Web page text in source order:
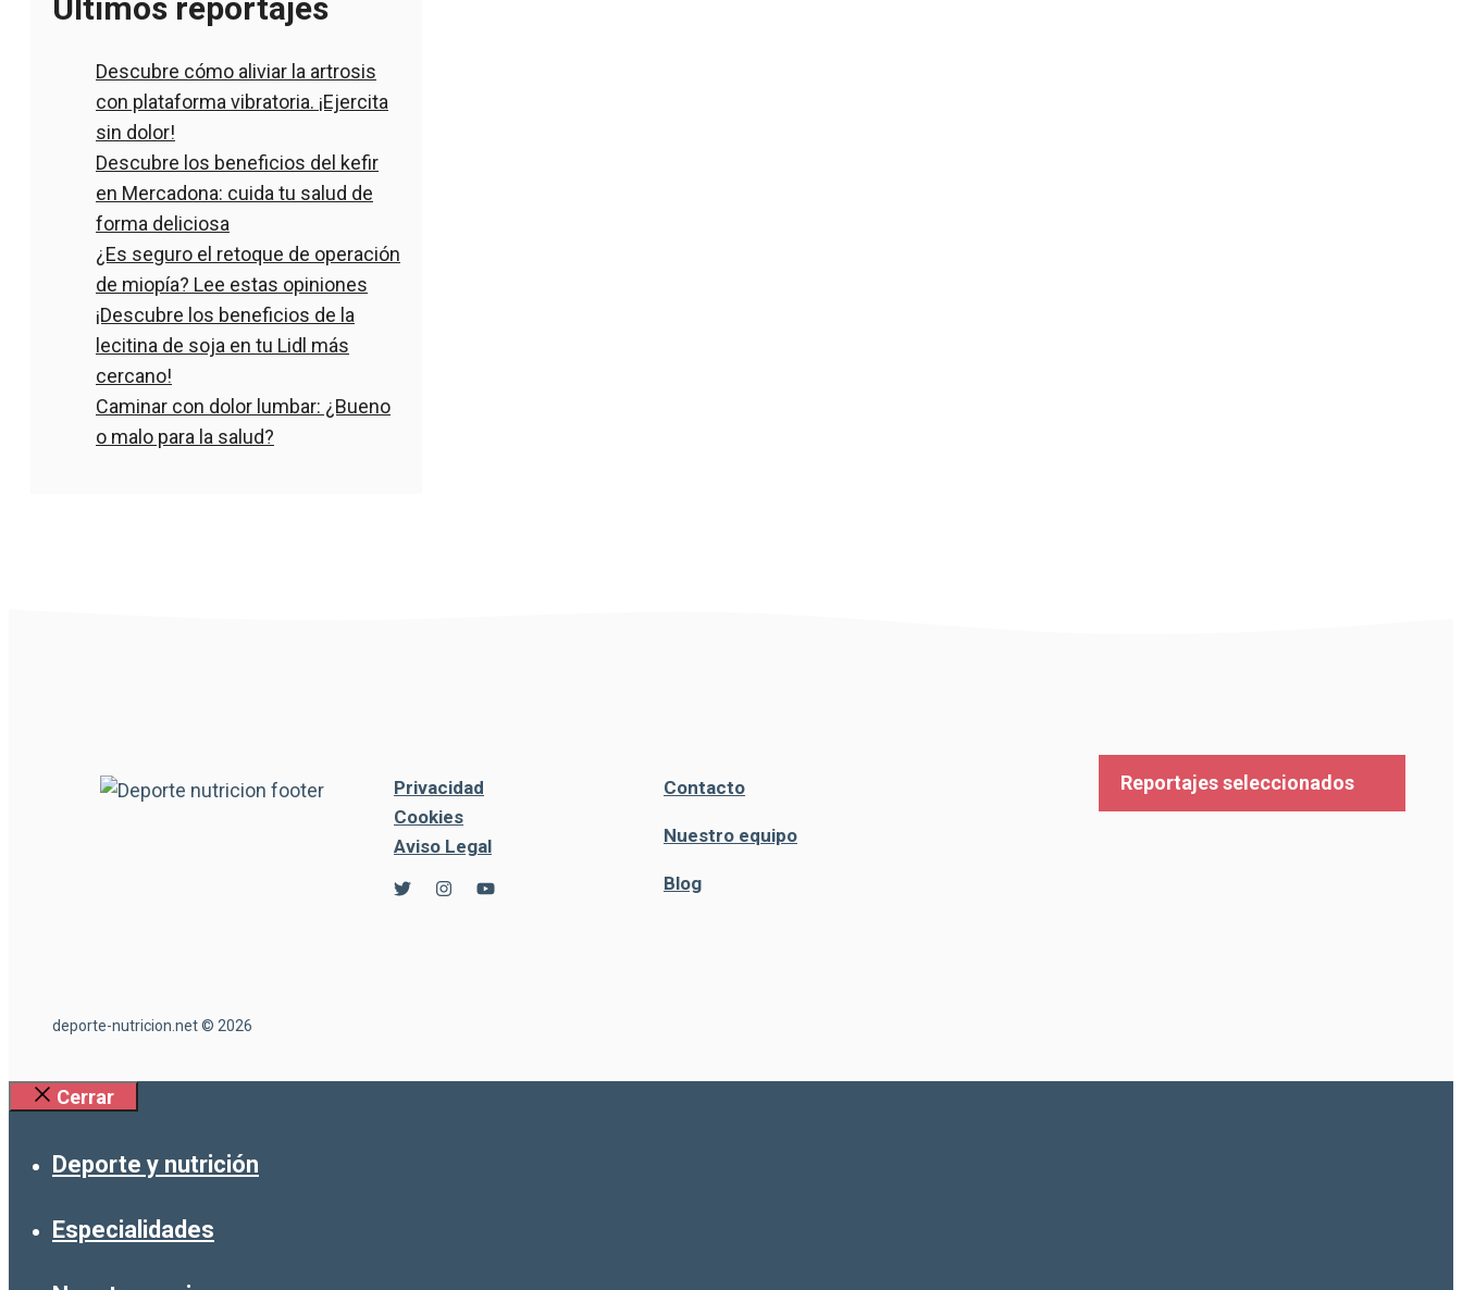
Últimos reportajes
Descubre cómo aliviar la artrosis
con plataforma vibratoria. ¡Ejercita
sin dolor!
Descubre los beneficios del kefir
en Mercadona: cuida tu salud de
forma deliciosa
¿Es seguro el retoque de operación
de miopía? Lee estas opiniones
¡Descubre los beneficios de la
lecitina de soja en tu Lidl más
cercano!
Caminar con dolor lumbar: ¿Bueno
o malo para la salud?
Privacidad
Cookies
Aviso Legal
Contacto
Nuestro equipo
Blog
Reportajes seleccionados
deporte-nutricion.net © 2026
Cerrar
Deporte y nutrición
Especialidades